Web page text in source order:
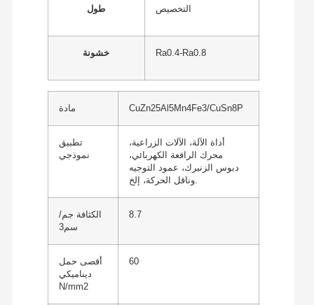
طول التخصيص
خشونة Ra0.4-Ra0.8
مادة CuZn25Al5Mn4Fe3/CuSn8P
تطبيق
نموذجي
أداة الآلة، الآلات الزراعية،
محرك الرافعة الكهربائي،
دبوس الزنبرك، عمود التوجيه
وناقل الحركة، إلخ.
الكثافة جم/
سم3
8.7
أقصى حمل
ديناميكي
N/mm2
60